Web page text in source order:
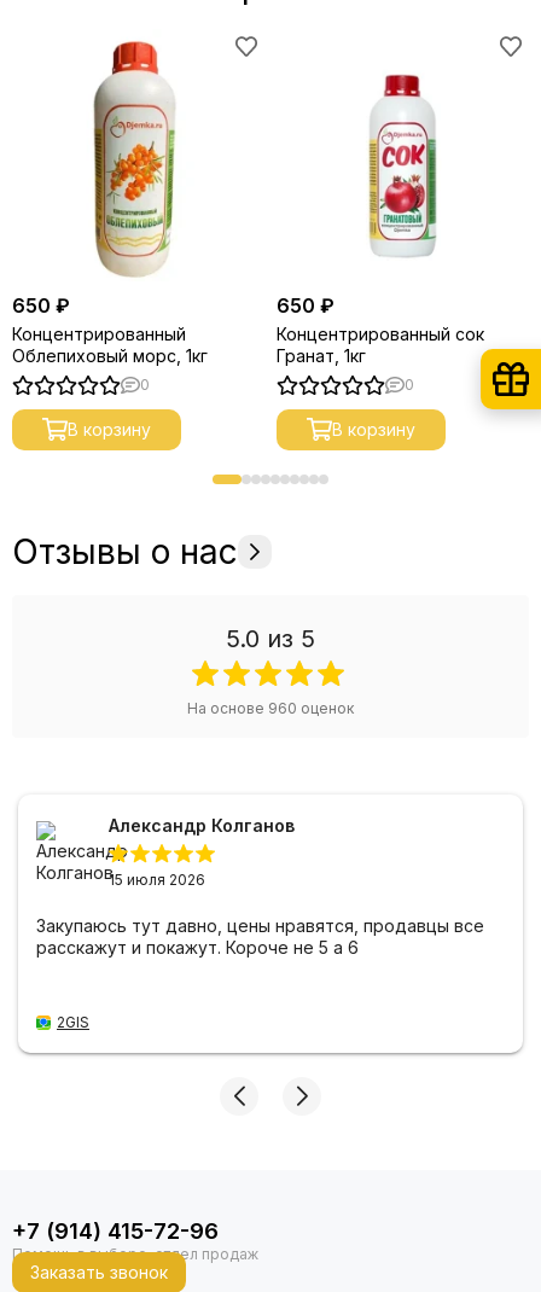
650 ₽
Концентрированный
Облепиховый морс, 1кг
0
В корзину
650 ₽
Концентрированный сок
Гранат, 1кг
0
В корзину
Отзывы о нас
5.0 из 5
На основе 960 оценок
Александр Колганов
15 июля 2026
Закупаюсь тут давно, цены нравятся, продавцы все
расскажут и покажут. Короче не 5 а 6
2GIS
+7 (914) 415-72-96
Заказать звонок